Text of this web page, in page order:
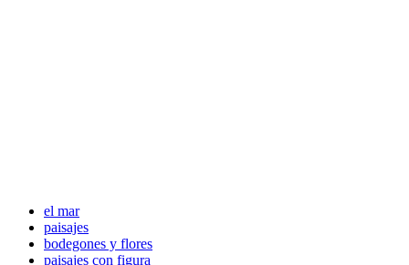
el mar
paisajes
bodegones y flores
paisajes con figura